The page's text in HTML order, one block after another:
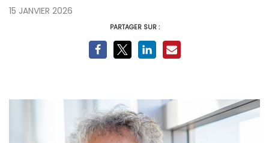
15 JANVIER 2026
PARTAGER SUR :